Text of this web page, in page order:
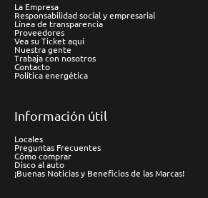
La Empresa
Responsabilidad social y empresarial
Línea de transparencia
Proveedores
Vea su Ticket aquí
Nuestra gente
Trabaja con nosotros
Contacto
Política energética
Información útil
Locales
Preguntas Frecuentes
Cómo comprar
Disco al auto
¡Buenas Noticias y Beneficios de las Marcas!